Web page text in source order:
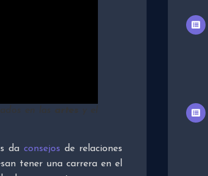
daconsejos de relaciones
tener una carrera en el